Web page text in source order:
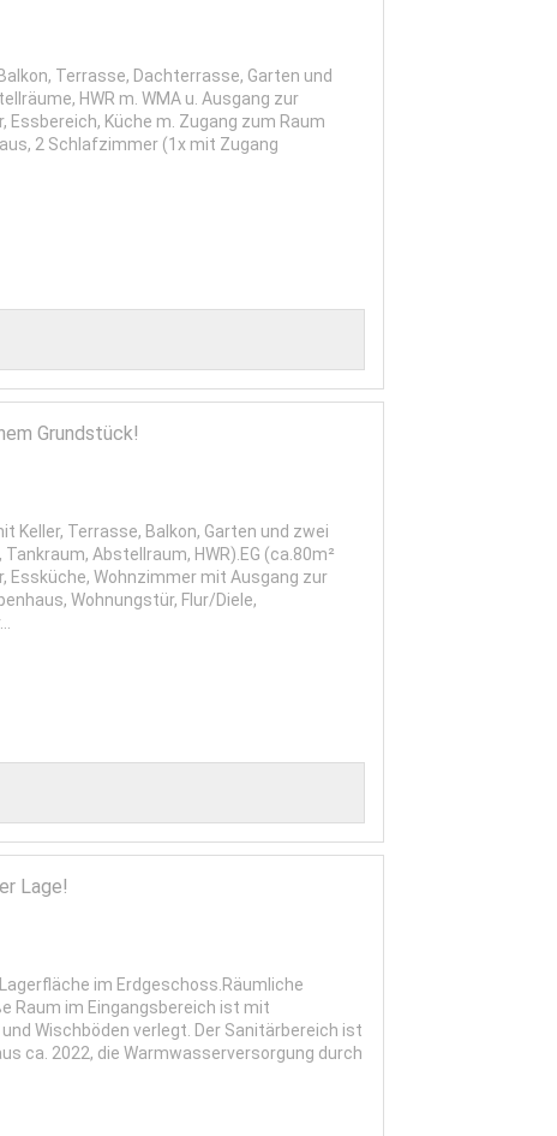
Terrasse, Dachterrasse, Garten und
HWR m. WMA u. Ausgang zur
Essbereich, Küche m. Zugang zum Raum
2 Schlafzimmer (1x mit Zugang
Grundstück!
Keller, Terrasse, Balkon, Garten und zwei
Abstellraum, HWR).EG (ca.80m²
Essküche, Wohnzimmer mit Ausgang zur
Wohnungstür, Flur/Diele,
Lage!
im Erdgeschoss.Räumliche
Raum im Eingangsbereich ist mit
Wischböden verlegt. Der Sanitärbereich ist
ca. 2022, die Warmwasserversorgung durch